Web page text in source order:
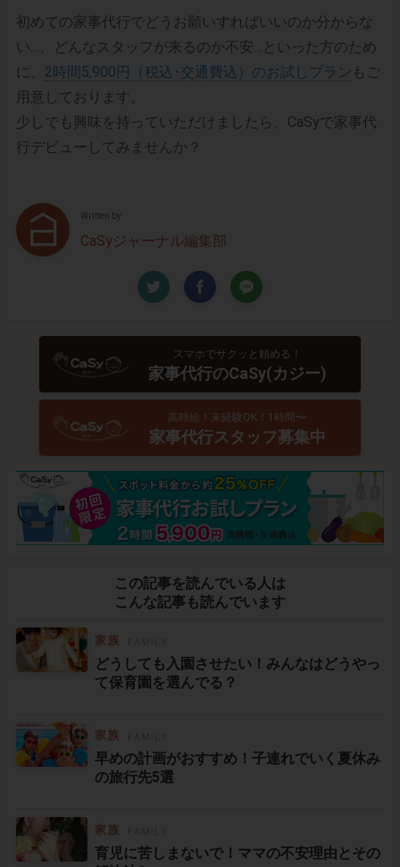
初めての家事代行でどうお願いすればいいのか分からな
い…、どんなスタッフが来るのか不安…といった方のため
に、 2時間5,900円（税込･交通費込）のお試しプラン もご
用意しております。
少しでも興味を持っていただけましたら、CaSyで家事代
行デビューしてみませんか？
Written by
CaSyジャーナル編集部
スマホでサクッと頼める！
家事代行のCaSy(カジー)
高時給！未経験OK！1時間〜
家事代行スタッフ募集中
この記事を読んでいる人は
こんな記事も読んでいます
どうしても入園させたい！みんなはどうやっ
て保育園を選んでる？
早めの計画がおすすめ！子連れでいく夏休み
の旅行先5選
育児に苦しまないで！ママの不安理由とその